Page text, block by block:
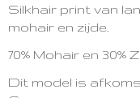
Silkhair print van
mohair en zijde.
70% Mohair en 30%
Dit model is